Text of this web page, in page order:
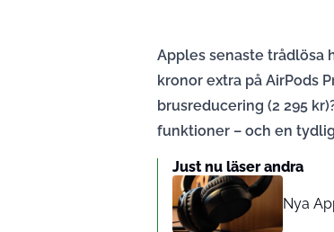
Apples senaste trådlösa
kronor extra på AirPods
brusreducering (2 295
funktioner – och en
Just nu läser andra
Nya